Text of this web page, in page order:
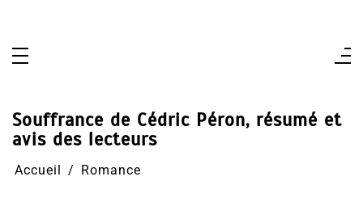
Souffrance de Cédric Péron, résumé et
avis des lecteurs
Accueil Romance